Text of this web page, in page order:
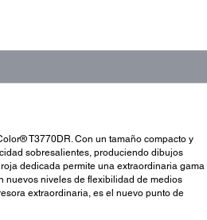
T3770DR. Con un tamaño compacto y
sobresalientes, produciendo dibujos
dedicada permite una extraordinaria gama
nuevos niveles de flexibilidad de medios
extraordinaria, es el nuevo punto de